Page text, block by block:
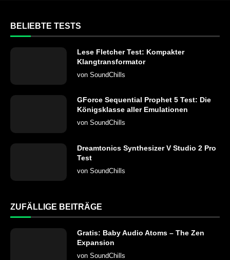
BELIEBTE TESTS
Lese Fletcher Test: Kompakter
Klangtransformator
von SoundChills
GForce Sequential Prophet 5 Test: Die
Königsklasse aller Emulationen
von SoundChills
Dreamtonics Synthesizer V Studio 2 Pro
Test
von SoundChills
ZUFÄLLIGE BEITRÄGE
Gratis: Baby Audio Atoms – The Zen
Expansion
von SoundChills